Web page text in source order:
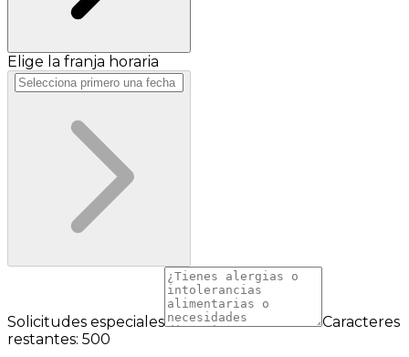
Elige la franja horaria
Solicitudes especiales
Caracteres
restantes: 500